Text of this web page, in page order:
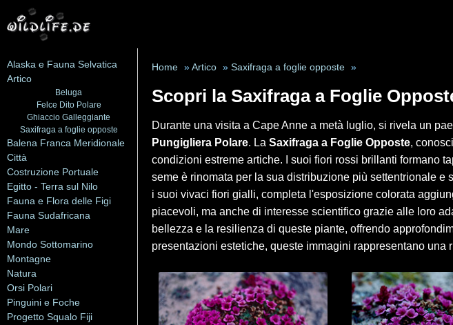
Alaska e Fauna Selvatica
Artico
Beluga
Felce Dito Polare
Ghiaccio Galleggiante
Saxifraga a foglie opposte
Balena Franca Meridionale
Città
Costruzione Portuale
Egitto - Terra sul Nilo
Fauna e Flora delle Figi
Fauna Sudafricana
Mare
Mondo Sottomarino
Montagne
Natura
Orsi Polari
Pinguini e Foche
Progetto Squalo Fiji
Home » Artico » Saxifraga a foglie opposte »
Scopri la Saxifraga a Foglie
Durante una visita a Cape Anne a metà luglio, si rivela un
Pungigliera Polare. La Saxifraga a Foglie Opposte,
condizioni estreme artiche. I suoi fiori rossi brillanti formano
seme è rinomata per la sua distribuzione più settentrionale
i suoi vivaci fiori gialli, completa l'esposizione colorata
piacevoli, ma anche di interesse scientifico grazie alle loro
bellezza e la resilienza di queste piante, offrendo
presentazioni estetiche, queste immagini rappresentano una